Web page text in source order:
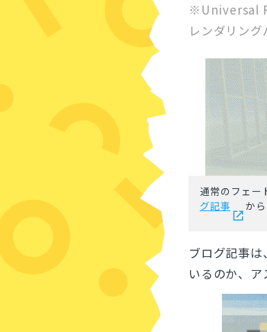
※Universal
レンダリング
通常のフェー
グ記事
から
ブログ記事
いるのか、ア